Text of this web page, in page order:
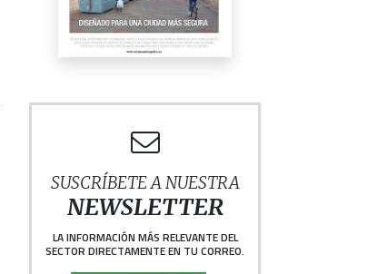
SUSCRÍBETE A NUESTRA
NEWSLETTER
LA INFORMACIÓN MÁS RELEVANTE DEL
SECTOR DIRECTAMENTE EN TU CORREO.